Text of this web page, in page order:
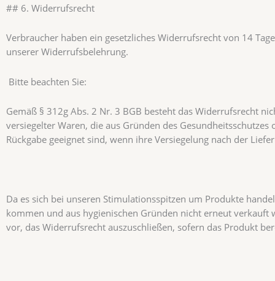
## 6. Widerrufsrecht
Verbraucher haben ein gesetzliches Widerrufsrecht von 14
unserer Widerrufsbelehrung.
Bitte beachten Sie:
Gemäß § 312g Abs. 2 Nr. 3 BGB besteht das Widerrufsrecht
versiegelter Waren, die aus Gründen des
Rückgabe geeignet sind, wenn ihre Versiegelung nach der
Da es sich bei unseren Stimulationsspitzen um Produkte
kommen und aus hygienischen Gründen nicht erneut verkauft
vor, das Widerrufsrecht auszuschließen, sofern das Produkt